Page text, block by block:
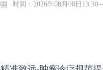
时间：2026年08月08日